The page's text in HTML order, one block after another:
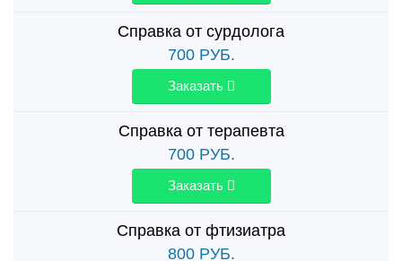
Справка от сурдолога
700РУБ.
Заказать
Справка от терапевта
700РУБ.
Заказать
Справка от фтизиатра
800РУБ.